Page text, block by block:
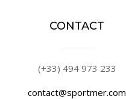
CONTACT
(+33) 494 973 233
contact@sportmer.com